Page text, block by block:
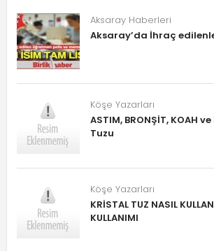
Aksaray Haberleri
Aksaray’da İhraç
Köşe Yazarları
ASTIM, BRONŞİT, KOAH
Tuzu
Köşe Yazarları
KRİSTAL TUZ NASIL
KULLANIMI